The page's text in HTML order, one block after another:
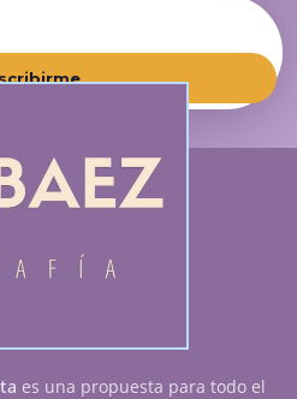
es una propuesta para todo el